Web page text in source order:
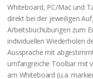
Whiteboard, PC/Mac und
direkt bei der jeweiligen
Arbeitsbuchübungen zum
individuellen Wiederholen
Aussprache mit
umfangreiche Toolbar mit
am Whiteboard (u.a.